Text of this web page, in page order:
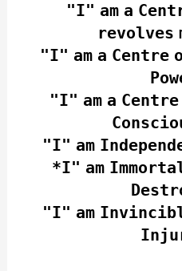
"I" am a
revolves
"I" am a Centre
"I" am a Centre
"I" am
*I" am
"I" am